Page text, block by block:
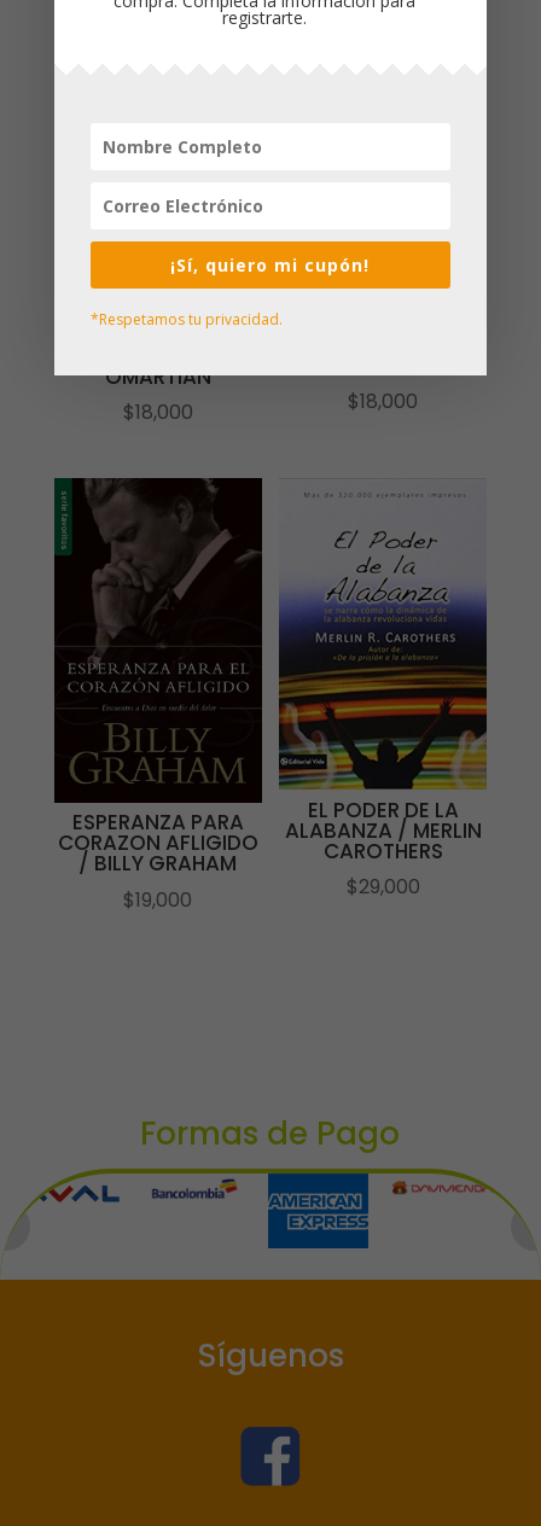
EL PODER DEL NIÑO
OMARTIAN
$18,000 $18,000
ESPERANZA PARA
CORAZON AFLIGIDO
/ BILLY GRAHAM
$19,000
EL PODER DE LA
ALABANZA / MERLIN
CAROTHERS
$29,000
Formas de Pago
Síguenos

registrarte.
¡Sí, quiero mi cupón!
*Respetamos tu privacidad.